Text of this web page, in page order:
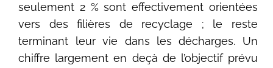
seulement 2 % sont effectivement orientées
vers des filières de recyclage ; le reste
terminant leur vie dans les décharges. Un
chiffre largement en deçà de l’objectif prévu